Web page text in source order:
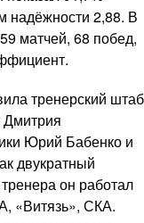
надёжности 2,88. В
матчей, 68 побед,
тренерский штаб
Дмитрия
Юрий Бабенко и
двукратный
он работал
«Витязь», СКА.